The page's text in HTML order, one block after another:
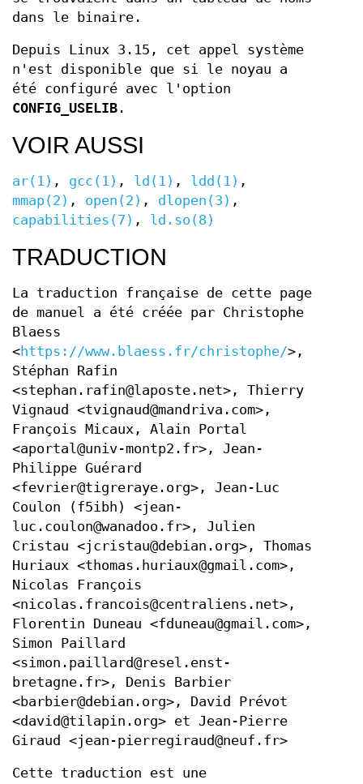
dans le binaire.
Depuis Linux 3.15, cet appel système
n'est disponible que si le noyau a
été configuré avec l'option
CONFIG_USELIB .
VOIR AUSSI
ar(1) , gcc(1) , ld(1) , ldd(1) ,
mmap(2) , open(2) , dlopen(3) ,
capabilities(7) , ld.so(8)
TRADUCTION
La traduction française de cette page
de manuel a été créée par Christophe
Blaess
<https://www.blaess.fr/christophe/>,
Stéphan Rafin
<stephan.rafin@laposte.net>, Thierry
Vignaud <tvignaud@mandriva.com>,
François Micaux, Alain Portal
<aportal@univ-montp2.fr>, Jean-
Philippe Guérard
<fevrier@tigreraye.org>, Jean-Luc
Coulon (f5ibh) <jean-
luc.coulon@wanadoo.fr>, Julien
Cristau <jcristau@debian.org>, Thomas
Huriaux <thomas.huriaux@gmail.com>,
Nicolas François
<nicolas.francois@centraliens.net>,
Florentin Duneau <fduneau@gmail.com>,
Simon Paillard
<simon.paillard@resel.enst-
bretagne.fr>, Denis Barbier
<barbier@debian.org>, David Prévot
<david@tilapin.org> et Jean-Pierre
Giraud <jean-pierregiraud@neuf.fr>
Cette traduction est une